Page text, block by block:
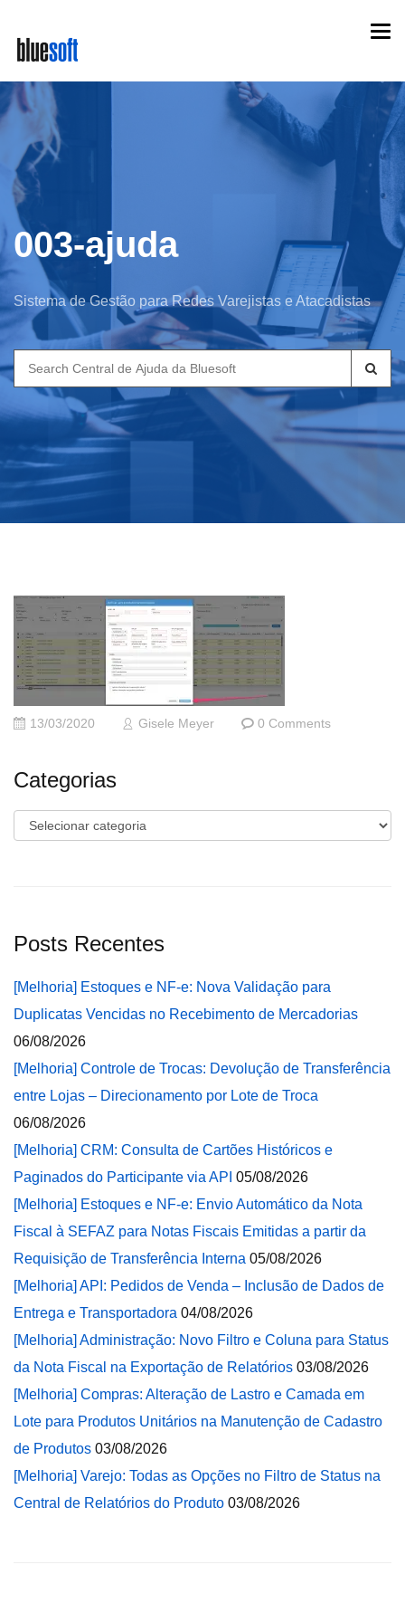
main
content
003-ajuda
Sistema de Gestão para Redes Varejistas e Atacadistas
Search
for:
13/03/2020 Gisele Meyer 0 Comments
Categorias
Categorias
Posts Recentes
[Melhoria] Estoques e NF-e: Nova Validação para
Duplicatas Vencidas no Recebimento de Mercadorias
06/08/2026
[Melhoria] Controle de Trocas: Devolução de Transferência
entre Lojas – Direcionamento por Lote de Troca
06/08/2026
[Melhoria] CRM: Consulta de Cartões Históricos e
Paginados do Participante via API 05/08/2026
[Melhoria] Estoques e NF-e: Envio Automático da Nota
Fiscal à SEFAZ para Notas Fiscais Emitidas a partir da
Requisição de Transferência Interna 05/08/2026
[Melhoria] API: Pedidos de Venda – Inclusão de Dados de
Entrega e Transportadora 04/08/2026
[Melhoria] Administração: Novo Filtro e Coluna para Status
da Nota Fiscal na Exportação de Relatórios 03/08/2026
[Melhoria] Compras: Alteração de Lastro e Camada em
Lote para Produtos Unitários na Manutenção de Cadastro
de Produtos 03/08/2026
[Melhoria] Varejo: Todas as Opções no Filtro de Status na
Central de Relatórios do Produto 03/08/2026